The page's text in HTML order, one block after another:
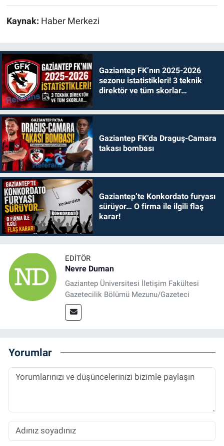
Kaynak: Haber Merkezi
Gaziantep FK’nın 2025-2026
sezonu istatistikleri! 3 teknik
direktör ve tüm skorlar…
Gaziantep FK’da Draguş-Camara
takası bombası
Gaziantep’te Konkordato furyası
sürüyor… O firma ile ilgili flaş
karar!
EDITÖR
Nevre Duman
Gaziantep Üniversitesi İletişim Fakültesi
Gazetecilik Bölümü Mezunu/Gazeteci
Yorumlar